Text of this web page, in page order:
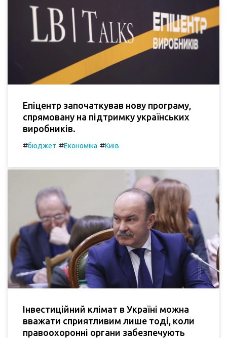
Епіцентр започаткував нову програму,
спрямовану на підтримку українських
виробників.
#бюджет #Економіка #Київ
Інвестиційний клімат в Україні можна
вважати сприятливим лише тоді, коли
правоохоронні органи забезпечують